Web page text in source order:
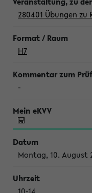
280401 Übungen zu
H7
-
Montag, 10. August